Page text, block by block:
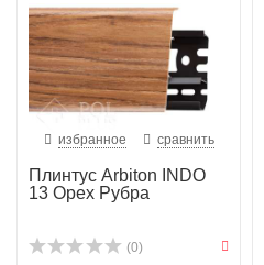
избранное сравнить
Плинтус Arbiton INDO
13 Орех Рубра
(0)